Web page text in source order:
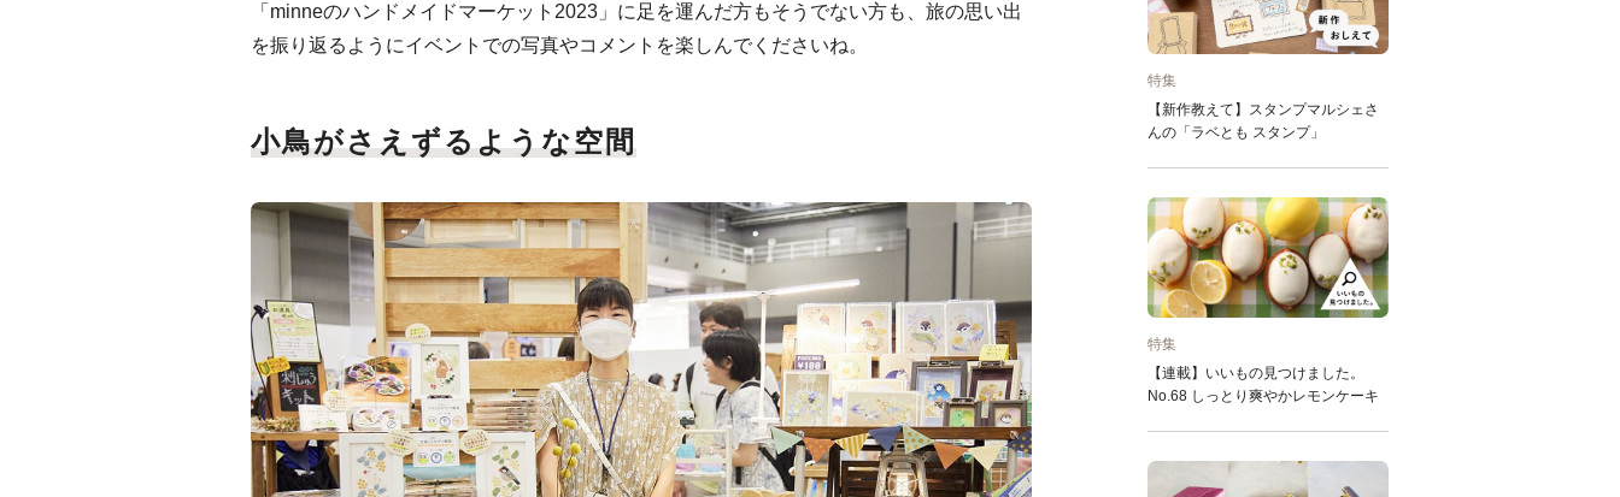
「minneのハンドメイドマーケット2023」に足を運んだ方もそうでない方も、旅の思い出
を振り返るようにイベントでの写真やコメントを楽しんでくださいね。
小鳥がさえずるような空間
特集
【新作教えて】スタンプマルシェさ
んの「ラベとも スタンプ」
特集
【連載】いいもの見つけました。
No.68 しっとり爽やかレモンケーキ